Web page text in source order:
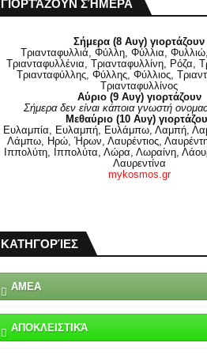
ΓΙΟΡΤΆΖΟΥΝ ΣΉΜΕΡΑ
Σήμερα (8 Αυγ) γιορτάζουν
Τριανταφυλλιά, Φύλλη, Φύλλια,
Τριανταφυλλένια, Τριανταφυλλίνη, Ρόζα,
Τριανταφύλλης, Φύλλης, Φύλλιος,
Τριανταφυλλίνος
Αύριο (9 Αυγ) γιορτάζουν
Σήμερα δεν είναι κάποια γνωστή
Μεθαύριο (10 Αυγ)
Ευλαμπία, Ευλαμπή, Ευλάμπω, Λαμπή,
Λάμπω, Ηρώ, Ήρων, Λαυρέντιος,
Ιππολύτη, Ιππολύτα, Λώρα, Λωραίνη,
Λαυρεντίνα
mykosmos.gr
ΚΑΤΗΓΟΡΊΕΣ
ΑΜΕΑ
ΑΠΟΚΛΕΙΣΤΙΚΆ